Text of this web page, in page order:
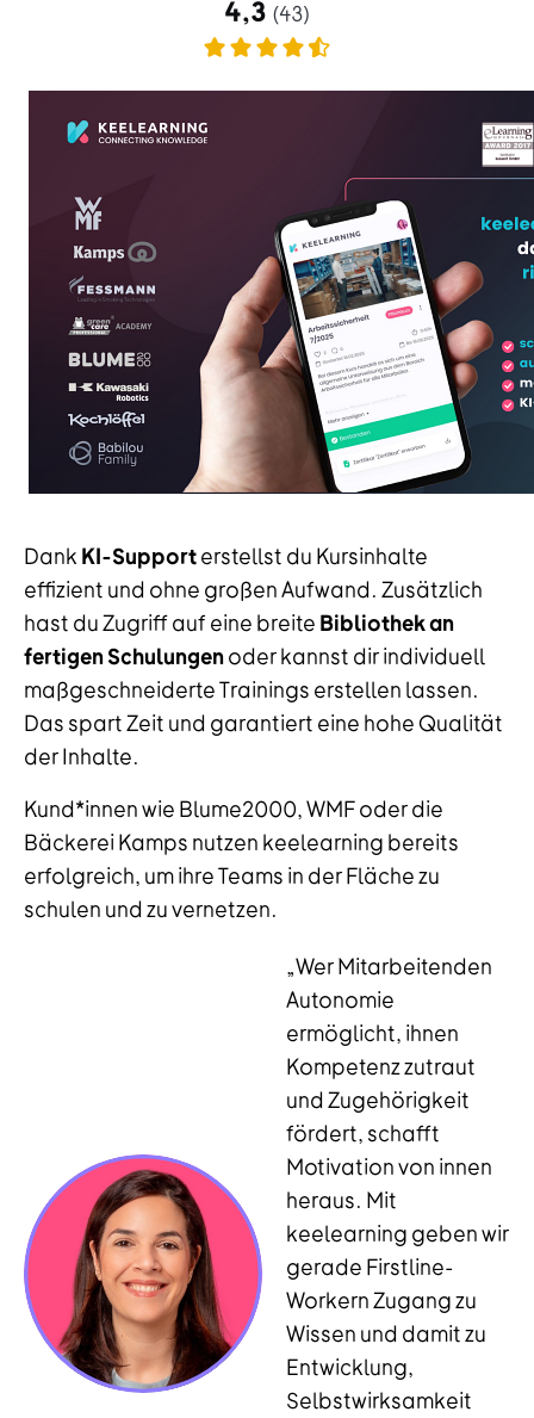
Dank KI-Supporterstellst du Kursinhalte
effizient und ohne großen Aufwand. Zusätzlich
hast du Zugriff auf eine breite Bibliothek an
fertigen Schulungenoder kannst dir individuell
maßgeschneiderte Trainings erstellen lassen.
Das spart Zeit und garantiert eine hohe Qualität
der Inhalte.
Kund*innen wie Blume2000, WMF oder die
Bäckerei Kamps nutzen keelearning bereits
erfolgreich, um ihre Teams in der Fläche zu
schulen und zu vernetzen.
„Wer Mitarbeitenden
Autonomie
ermöglicht, ihnen
Kompetenz zutraut
und Zugehörigkeit
fördert, schafft
Motivation von innen
heraus. Mit
keelearning geben wir
gerade Firstline-
Workern Zugang zu
Wissen und damit zu
Entwicklung,
Selbstwirksamkeit